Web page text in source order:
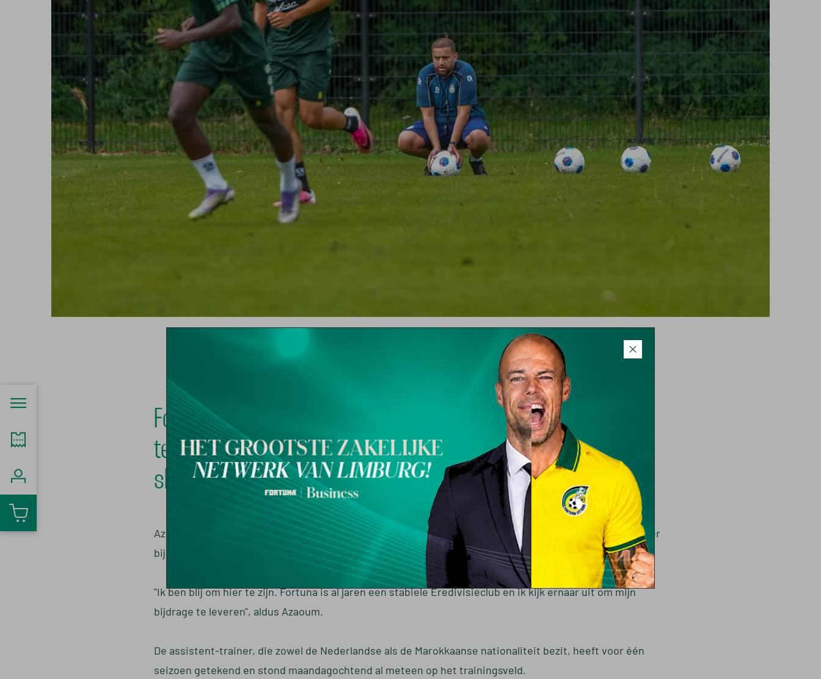
Fortuna Sittard heeft Mounir Azaoum toegevoegd aan de
technische staf. De 35-jarige Eindhovenaar gaat aan de
slag als assistent-trainer van het eerste elftal.
Azaoum brengt de nodige ervaring mee naar Limburg. In het verleden was hij actief als assistent-trainer
bij Telstar, De Graafschap en NAC Breda. Bij Fortuna zet hij de volgende stap in zijn trainerscarrière.
"Ik ben blij om hier te zijn. Fortuna is al jaren een stabiele Eredivisieclub en ik kijk ernaar uit om mijn
bijdrage te leveren", aldus Azaoum.
De assistent-trainer, die zowel de Nederlandse als de Marokkaanse nationaliteit bezit, heeft voor één
seizoen getekend en stond maandagochtend al meteen op het trainingsveld.